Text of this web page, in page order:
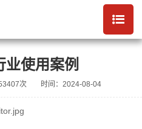
业使用案例
次 时间：2024-08-04